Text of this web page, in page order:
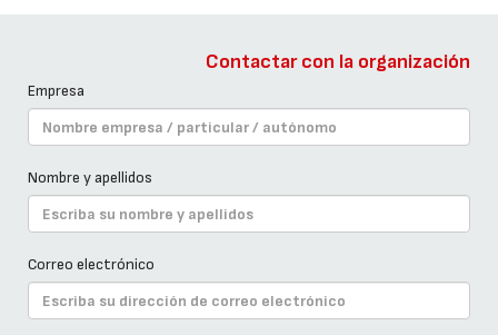
Contactar con la organización
Empresa
Nombre y apellidos
Correo electrónico